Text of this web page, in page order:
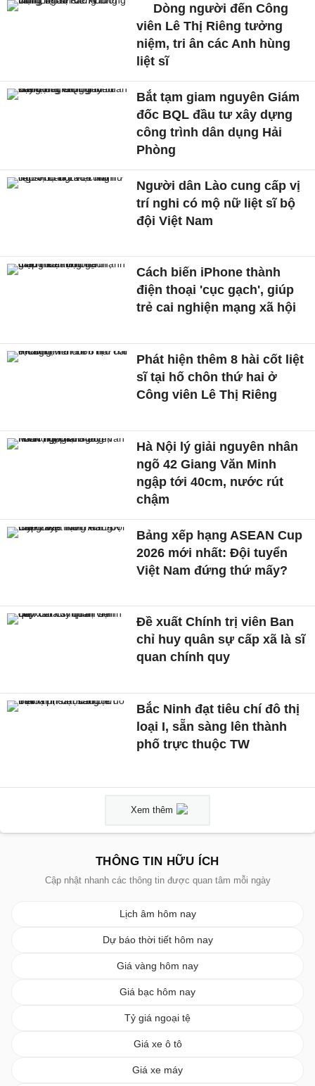
Dòng người đến Công
viên Lê Thị Riêng tưởng
niệm, tri ân các Anh hùng
liệt sĩ
Bắt tạm giam nguyên Giám
đốc BQL đầu tư xây dựng
công trình dân dụng Hải
Phòng
Người dân Lào cung cấp vị
trí nghi có mộ nữ liệt sĩ bộ
đội Việt Nam
Cách biến iPhone thành
điện thoại 'cục gạch', giúp
trẻ cai nghiện mạng xã hội
Phát hiện thêm 8 hài cốt liệt
sĩ tại hố chôn thứ hai ở
Công viên Lê Thị Riêng
Hà Nội lý giải nguyên nhân
ngõ 42 Giang Văn Minh
ngập tới 40cm, nước rút
chậm
Bảng xếp hạng ASEAN Cup
2026 mới nhất: Đội tuyển
Việt Nam đứng thứ mấy?
Đề xuất Chính trị viên Ban
chỉ huy quân sự cấp xã là sĩ
quan chính quy
Bắc Ninh đạt tiêu chí đô thị
loại I, sẵn sàng lên thành
phố trực thuộc TW
Xem thêm
THÔNG TIN HỮU ÍCH
Cập nhật nhanh các thông tin được quan tâm mỗi ngày
Lịch âm hôm nay
Dự báo thời tiết hôm nay
Giá vàng hôm nay
Giá bạc hôm nay
Tỷ giá ngoại tệ
Giá xe ô tô
Giá xe máy